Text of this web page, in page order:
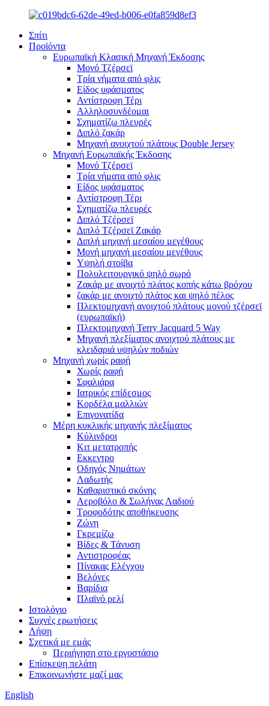
Σπίτι
Προϊόντα
Ευρωπαϊκή Κλασική Μηχανή Έκδοσης
Μονό Τζέρσεϊ
Τρία νήματα από φλις
Είδος υφάσματος
Αντίστροφη Τέρι
Αλληλοσυνδέομαι
Σχηματίζω πλευρές
Διπλό ζακάρ
Μηχανή ανοιχτού πλάτους Double Jersey
Μηχανή Ευρωπαϊκής Έκδοσης
Μονό Τζέρσεϊ
Τρία νήματα από φλις
Είδος υφάσματος
Αντίστροφη Τέρι
Σχηματίζω πλευρές
Διπλό Τζέρσεϊ
Διπλό Τζέρσεϊ Ζακάρ
Διπλή μηχανή μεσαίου μεγέθους
Μονή μηχανή μεσαίου μεγέθους
Υψηλή στοίβα
Πολυλειτουργικό ψηλό σωρό
Ζακάρ με ανοιχτό πλάτος κοπής κάτω βρόχου
ζακάρ με ανοιχτό πλάτος και ψηλό πέλος
Πλεκτομηχανή ανοιχτού πλάτους μονού τζέρσεϊ
(ευρωπαϊκή)
Πλεκτομηχανή Terry Jacquard 5 Way
Μηχανή πλεξίματος ανοιχτού πλάτους με
κλειδαριά υψηλών ποδιών
Μηχανή χωρίς ραφή
Χωρίς ραφή
Σφαλιάρα
Ιατρικός επίδεσμος
Κορδέλα μαλλιών
Επιγονατίδα
Μέρη κυκλικής μηχανής πλεξίματος
Κύλινδροι
Κιτ μετατροπής
Εκκεντρο
Οδηγός Νημάτων
Λαδωτής
Καθαριστικό σκόνης
Αεροβόλο & Σωλήνας Λαδιού
Τροφοδότης αποθήκευσης
Ζώνη
Γκρεμίζω
Βίδες & Τάνυση
Αντιστροφέας
Πίνακας Ελέγχου
Βελόνες
Βαρίδια
Πλαϊνό ρελί
Ιστολόγιο
Συχνές ερωτήσεις
Λήψη
Σχετικά με εμάς
Περιήγηση στο εργοστάσιο
Επίσκεψη πελάτη
Επικοινωνήστε μαζί μας
English